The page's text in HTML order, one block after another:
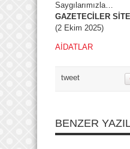
Saygılarımızla…
GAZETECİLER
(2 Ekim 2025)
AİDATLAR
tweet
BENZER